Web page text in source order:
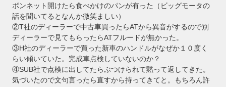
ボンネット開けたら食べかけのパンが有った（ビッグモータの
話を聞いてるとなんか微笑ましい）
②T社のディーラーで中古車買ったらATから異音がするので別
ディーラーで見てもらったらATフルードが無かった。
③H社のディーラーで買った新車のハンドルがなぜか１０度く
らい傾いていた。完成車点検していないのか？
④SUB社で点検に出してたらぶつけられて黙って返してきた。
気づいたので文句言ったら直すから持ってきてと。もちろん許